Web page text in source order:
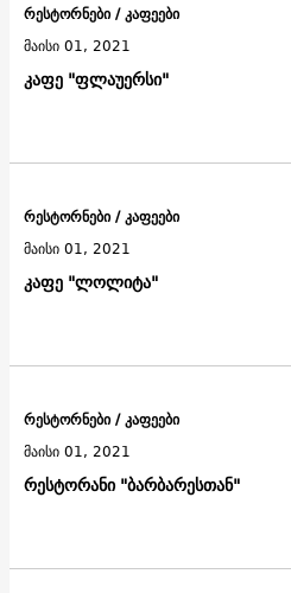
კაფე "ფლაუერსი"
რესტორნები / კაფეები
მაისი 01, 2021
კაფე "ლოლიტა"
რესტორნები / კაფეები
მაისი 01, 2021
რესტორანი "ბარბარესთან"
რესტორნები / კაფეები
მაისი 01, 2021